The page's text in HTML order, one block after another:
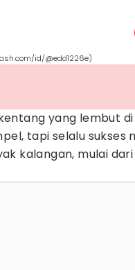
id/@edd1226e)
yang lembut
tapi selalu sukses
kalangan, mulai